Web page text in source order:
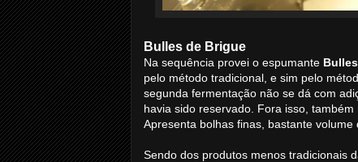
Bulles de Brigue
Na sequência provei o espumante
pelo método tradicional, e sim pelo
segunda fermentação não se dá com
havia sido reservado. Fora isso,
Apresenta bolhas finas, bastante
Sendo dos produtos menos tradicionais